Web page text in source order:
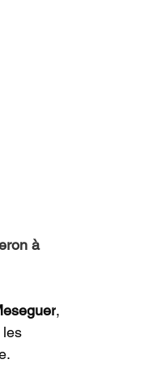
à
,
les